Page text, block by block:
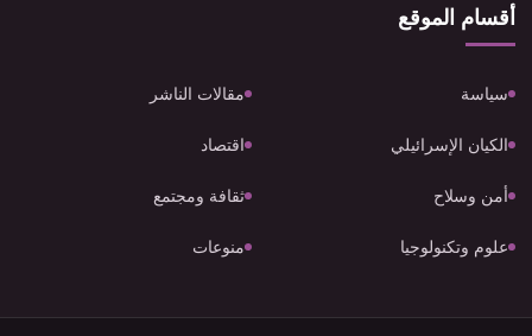
أقسام الموقع
سياسة مقالات الناشر
الكيان الإسرائيلي اقتصاد
أمن وسلاح ثقافة ومجتمع
علوم وتكنولوجيا منوعات